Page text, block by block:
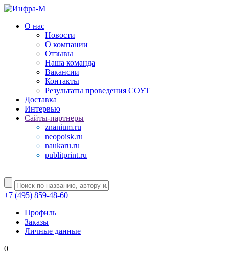
О нас
Новости
О компании
Отзывы
Наша команда
Вакансии
Контакты
Результаты проведения СОУТ
Доставка
Интервью
Сайты-партнеры
znanium.ru
neopoisk.ru
naukaru.ru
publitprint.ru
+7 (495) 859-48-60
Профиль
Заказы
Личные данные
0